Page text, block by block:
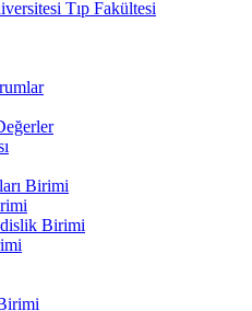
Tıp Fakültesi
Birimi
Birimi